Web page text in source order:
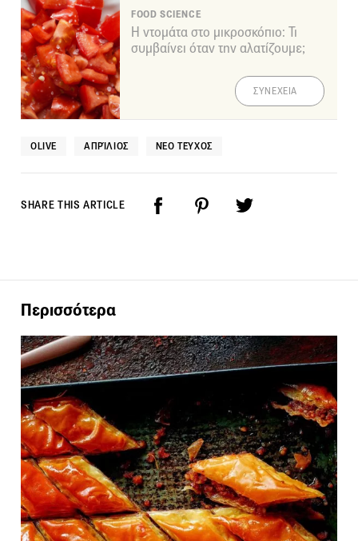
FOOD SCIENCE
Η ντομάτα στο μικροσκόπιο: Τι
συμβαίνει όταν την αλατίζουμε;
ΣΥΝΕΧΕΙΑ
OLIVE ΑΠΡΊΛΙΟΣ ΝΈΟ ΤΕΎΧΟΣ
SHARE THIS ARTICLE
Περισσότερα